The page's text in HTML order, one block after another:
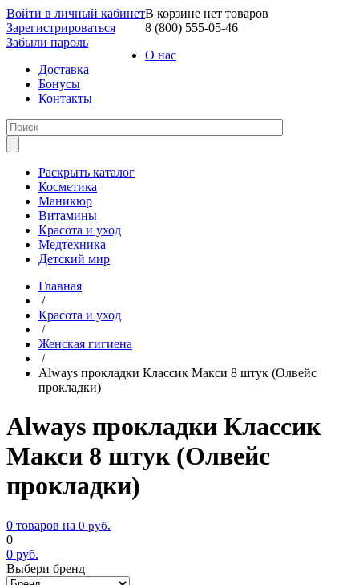
Войти в личный кабинет
Зарегистрироваться
Забыли пароль
В корзине нет товаров
8 (800) 555-05-46
О нас
Доставка
Бонусы
Контакты
Раскрыть каталог
Косметика
Маникюр
Витамины
Красота и уход
Медтехника
Детский мир
Главная
/
Красота и уход
/
Женская гигиена
/
Always прокладки Классик Макси 8 штук (Олвейс
прокладки)
Always прокладки Классик
Макси 8 штук (Олвейс
прокладки)
0 товаров на 0 руб.
0
0 руб.
Выбери бренд